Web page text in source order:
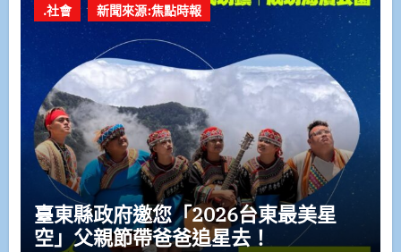
.社會 新聞來源:焦點時報
臺東縣政府邀您「2026台東最美星
空」父親節帶爸爸追星去！